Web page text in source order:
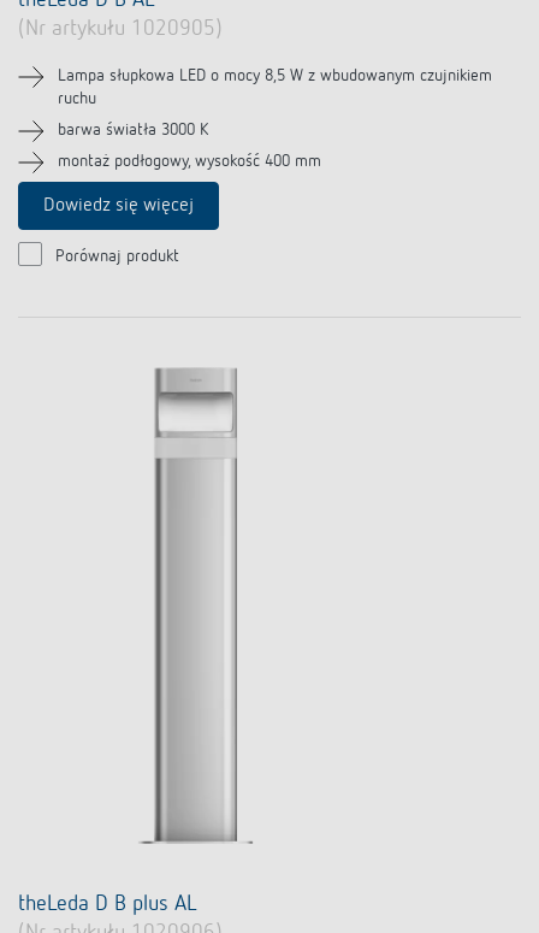
(Nr artykułu 1020905)
Lampa słupkowa LED o mocy 8,5 W z wbudowanym czujnikiem
ruchu
barwa światła 3000 K
montaż podłogowy, wysokość 400 mm
Dowiedz się więcej
Porównaj produkt
theLeda D B plus AL